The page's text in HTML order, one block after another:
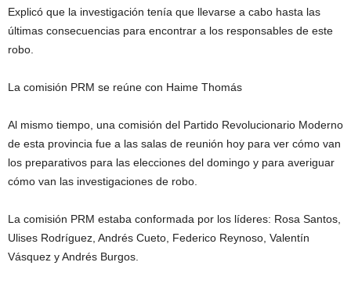
Explicó que la investigación tenía que llevarse a cabo hasta las
últimas consecuencias para encontrar a los responsables de este
robo.
La comisión PRM se reúne con Haime Thomás
Al mismo tiempo, una comisión del Partido Revolucionario Moderno
de esta provincia fue a las salas de reunión hoy para ver cómo van
los preparativos para las elecciones del domingo y para averiguar
cómo van las investigaciones de robo.
La comisión PRM estaba conformada por los líderes: Rosa Santos,
Ulises Rodríguez, Andrés Cueto, Federico Reynoso, Valentín
Vásquez y Andrés Burgos.